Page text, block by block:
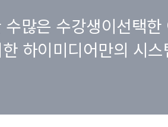
많은 수강생이선택한
하이미디어만의 시